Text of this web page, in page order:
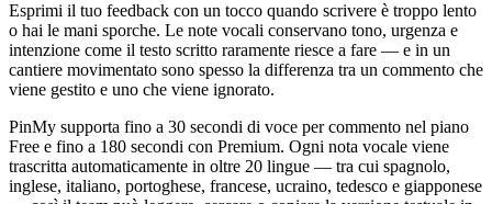
Esprimi il tuo feedback con un tocco quando scrivere è troppo lento
o hai le mani sporche. Le note vocali conservano tono, urgenza e
intenzione come il testo scritto raramente riesce a fare — e in un
cantiere movimentato sono spesso la differenza tra un commento che
viene gestito e uno che viene ignorato.
PinMy supporta fino a 30 secondi di voce per commento nel piano
Free e fino a 180 secondi con Premium. Ogni nota vocale viene
trascritta automaticamente in oltre 20 lingue — tra cui spagnolo,
inglese, italiano, portoghese, francese, ucraino, tedesco e giapponese